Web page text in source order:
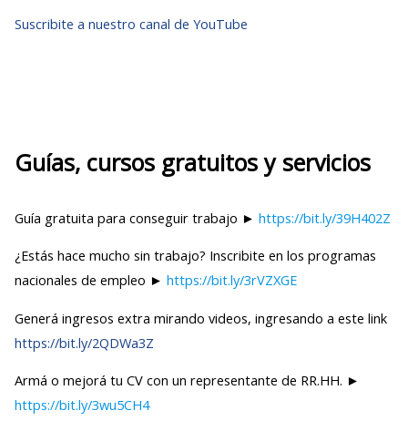
Suscribite a nuestro canal de YouTube
Guías, cursos gratuitos y servicios
Guía gratuita para conseguir trabajo ► https://bit.ly/39H402Z
¿Estás hace mucho sin trabajo? Inscribite en los programas
nacionales de empleo ► https://bit.ly/3rVZXGE
Generá ingresos extra mirando videos, ingresando a este link
https://bit.ly/2QDWa3Z
Armá o mejorá tu CV con un representante de RR.HH. ►
https://bit.ly/3wu5CH4